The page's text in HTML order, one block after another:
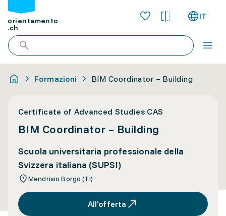
orientamento
.ch
IT
Formazioni BIM Coordinator – Building
Certificate of Advanced Studies CAS
BIM Coordinator – Building
Scuola universitaria professionale della
Svizzera italiana (SUPSI)
Mendrisio Borgo (TI)
All’offerta